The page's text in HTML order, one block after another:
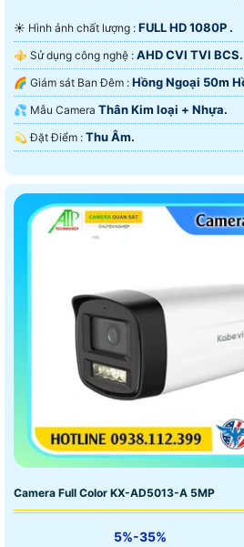
☀️ Hình ảnh chất lượng : FULL HD 1080P .
⚜️ Sử dụng công nghệ : AHD CVI TVI BCS.
🌈 Giám sát Ban Đêm : Hồng Ngoại 50m
💦 Mẫu Camera Thân Kim loại + Nhựa.
️💫 Đặt Điểm : Thu Âm.
Camera Full Color KX-AD5013-A 5MP
5%-35%